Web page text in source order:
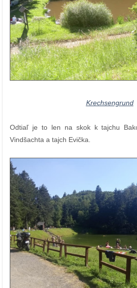
Krechsengrund
Odtiaľ je to len na skok k tajchu
Vindšachta a tajch Evička.